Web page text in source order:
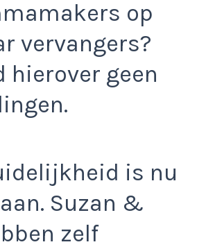
op
vervangers?
hierover geen
is nu
Suzan &
zelf